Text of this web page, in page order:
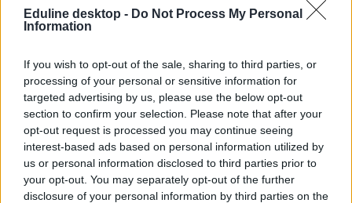
Eduline desktop - Do Not Process My Personal
Information
If you wish to opt-out of the sale, sharing to third parties, or
processing of your personal or sensitive information for
targeted advertising by us, please use the below opt-out
section to confirm your selection. Please note that after your
opt-out request is processed you may continue seeing
interest-based ads based on personal information utilized by
us or personal information disclosed to third parties prior to
your opt-out. You may separately opt-out of the further
disclosure of your personal information by third parties on the
Mutatjuk, mennyibe kerülnek a B2-es nyelvvizsgák
2022-ben
A legtöbb nyelvvizsgaközpontban nem változtattak a B2-es vizsgák
Nyelvtanulás
Eduline